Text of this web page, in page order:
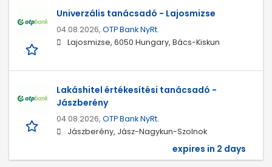
Univerzális tanácsadó - Lajosmizse
04.08.2026, OTP Bank NyRt.
Lajosmizse, 6050 Hungary, Bács-Kiskun
Lakáshitel értékesítési tanácsadó -
Jászberény
04.08.2026, OTP Bank NyRt.
Jászberény, Jász-Nagykun-Szolnok
expires in 2 days